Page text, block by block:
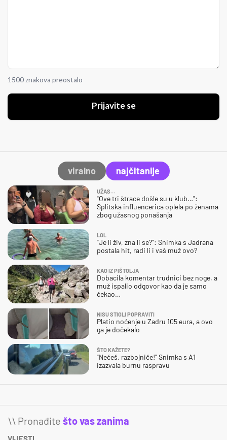
1500 znakova preostalo
Prijavite se
viralno najčitanije
UŽAS…
"Ove tri štrace došle su u klub…":
Splitska influencerica oplela po ženama
zbog užasnog ponašanja
LOL
"Je li živ, zna li se?": Snimka s Jadrana
postala hit, radi li i vaš muž ovo?
KAO IZ PIŠTOLJA
Dobacila komentar trudnici bez noge, a
muž ispalio odgovor kao da je samo
čekao…
NISU STIGLI POPRAVITI
Platio noćenje u Zadru 105 eura, a ovo
ga je dočekalo
ŠTO KAŽETE?
"Nećeš, razbojniče!" Snimka s A1
izazvala burnu raspravu
\\ Pronađite što vas zanima